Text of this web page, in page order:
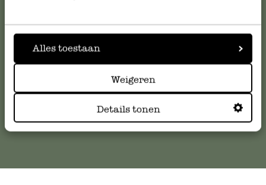
Alles toestaan
Weigeren
Details tonen
nos réponses auxquestions les plus fréquemment posées.